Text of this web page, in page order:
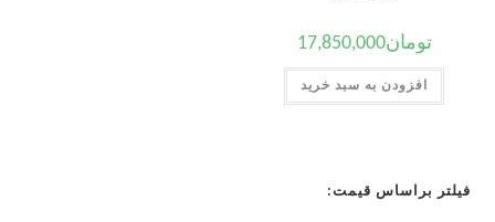
تومان17,850,000
افزودن به سبد خرید
فیلتر براساس قیمت: